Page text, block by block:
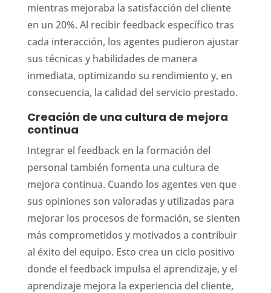
mientras mejoraba la satisfacción del cliente
en un 20%. Al recibir feedback específico tras
cada interacción, los agentes pudieron ajustar
sus técnicas y habilidades de manera
inmediata, optimizando su rendimiento y, en
consecuencia, la calidad del servicio prestado.
Creación de una cultura de mejora
continua
Integrar el feedback en la formación del
personal también fomenta una cultura de
mejora continua. Cuando los agentes ven que
sus opiniones son valoradas y utilizadas para
mejorar los procesos de formación, se sienten
más comprometidos y motivados a contribuir
al éxito del equipo. Esto crea un ciclo positivo
donde el feedback impulsa el aprendizaje, y el
aprendizaje mejora la experiencia del cliente,